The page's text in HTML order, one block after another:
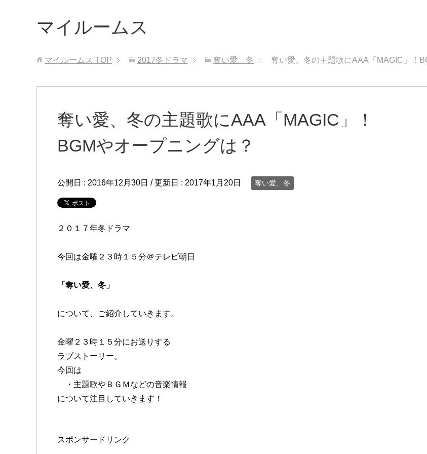
マイルームス
マイルームス TOP 2017冬ドラマ 奪い愛、冬 奪い愛、冬の主題歌にAAA「MAGIC」！
奪い愛、冬の主題歌にAAA「MAGIC」！
BGMやオープニングは？
公開日 : 2016年12月30日 / 更新日 : 2017年1月20日 奪い愛、冬
２０１７年冬ドラマ
今回は金曜２３時１５分＠テレビ朝日
「奪い愛、冬」
について、ご紹介していきます。
金曜２３時１５分にお送りする
ラブストーリー。
今回は
・主題歌やＢＧＭなどの音楽情報
について注目していきます！
スポンサードリンク